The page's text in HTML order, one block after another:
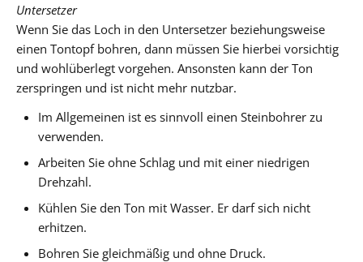
Untersetzer
Wenn Sie das Loch in den Untersetzer beziehungsweise
einen Tontopf bohren, dann müssen Sie hierbei vorsichtig
und wohlüberlegt vorgehen. Ansonsten kann der Ton
zerspringen und ist nicht mehr nutzbar.
Im Allgemeinen ist es sinnvoll einen Steinbohrer zu
verwenden.
Arbeiten Sie ohne Schlag und mit einer niedrigen
Drehzahl.
Kühlen Sie den Ton mit Wasser. Er darf sich nicht
erhitzen.
Bohren Sie gleichmäßig und ohne Druck.